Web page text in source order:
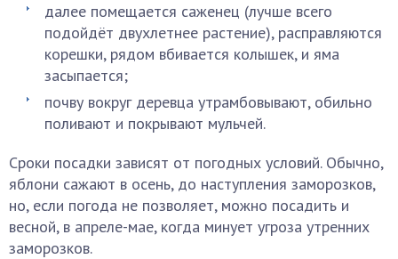
далее помещается саженец (лучше всего
подойдёт двухлетнее растение), расправляются
корешки, рядом вбивается колышек, и яма
засыпается;
почву вокруг деревца утрамбовывают, обильно
поливают и покрывают мульчей.
Сроки посадки зависят от погодных условий. Обычно,
яблони сажают в осень, до наступления заморозков,
но, если погода не позволяет, можно посадить и
весной, в апреле-мае, когда минует угроза утренних
заморозков.